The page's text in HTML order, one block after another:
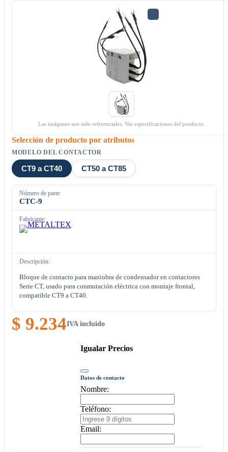
Las imágenes son solo referenciales. Ver especificaciones del producto.
Selección de producto por atributos
MODELO DEL CONTACTOR
CT9 a CT40 CT50 a CT85
Número de parte:
CTC-9
Fabricante:
Descripción:
Bloque de contacto para maniobra de condensador en contactores
Serie CT, usado para conmutación eléctrica con montaje frontal,
compatible CT9 a CT40.
$ 9.234IVA incluido
Igualar Precios
Datos de contacto
Nombre:
Teléfono:
Email: